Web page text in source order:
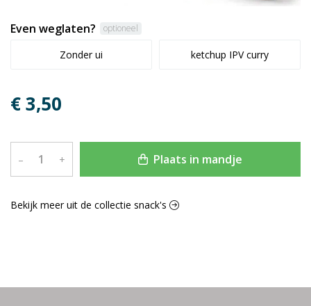
Even weglaten? optioneel
Zonder ui ketchup IPV curry
€ 3,50
– + Plaats in mandje
Bekijk meer uit de collectie snack's